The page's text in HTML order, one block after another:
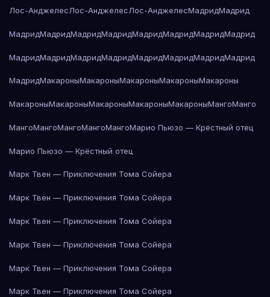
Лос-АнджелесЛос-АнджелесЛос-АнджелесМадридМадрид
МадридМадридМадридМадридМадридМадридМадридМадрид
МадридМадридМадридМадридМадридМадридМадридМадрид
МадридМакароныМакароныМакароныМакароныМакароны
МакароныМакароныМакароныМакароныМакароныМангоМанго
МангоМангоМангоМангоМангоМарио Пьюзо — Крёстный отец
Марио Пьюзо — Крёстный отец
Марк Твен — Приключения Тома Сойера
Марк Твен — Приключения Тома Сойера
Марк Твен — Приключения Тома Сойера
Марк Твен — Приключения Тома Сойера
Марк Твен — Приключения Тома Сойера
Марк Твен — Приключения Тома Сойера